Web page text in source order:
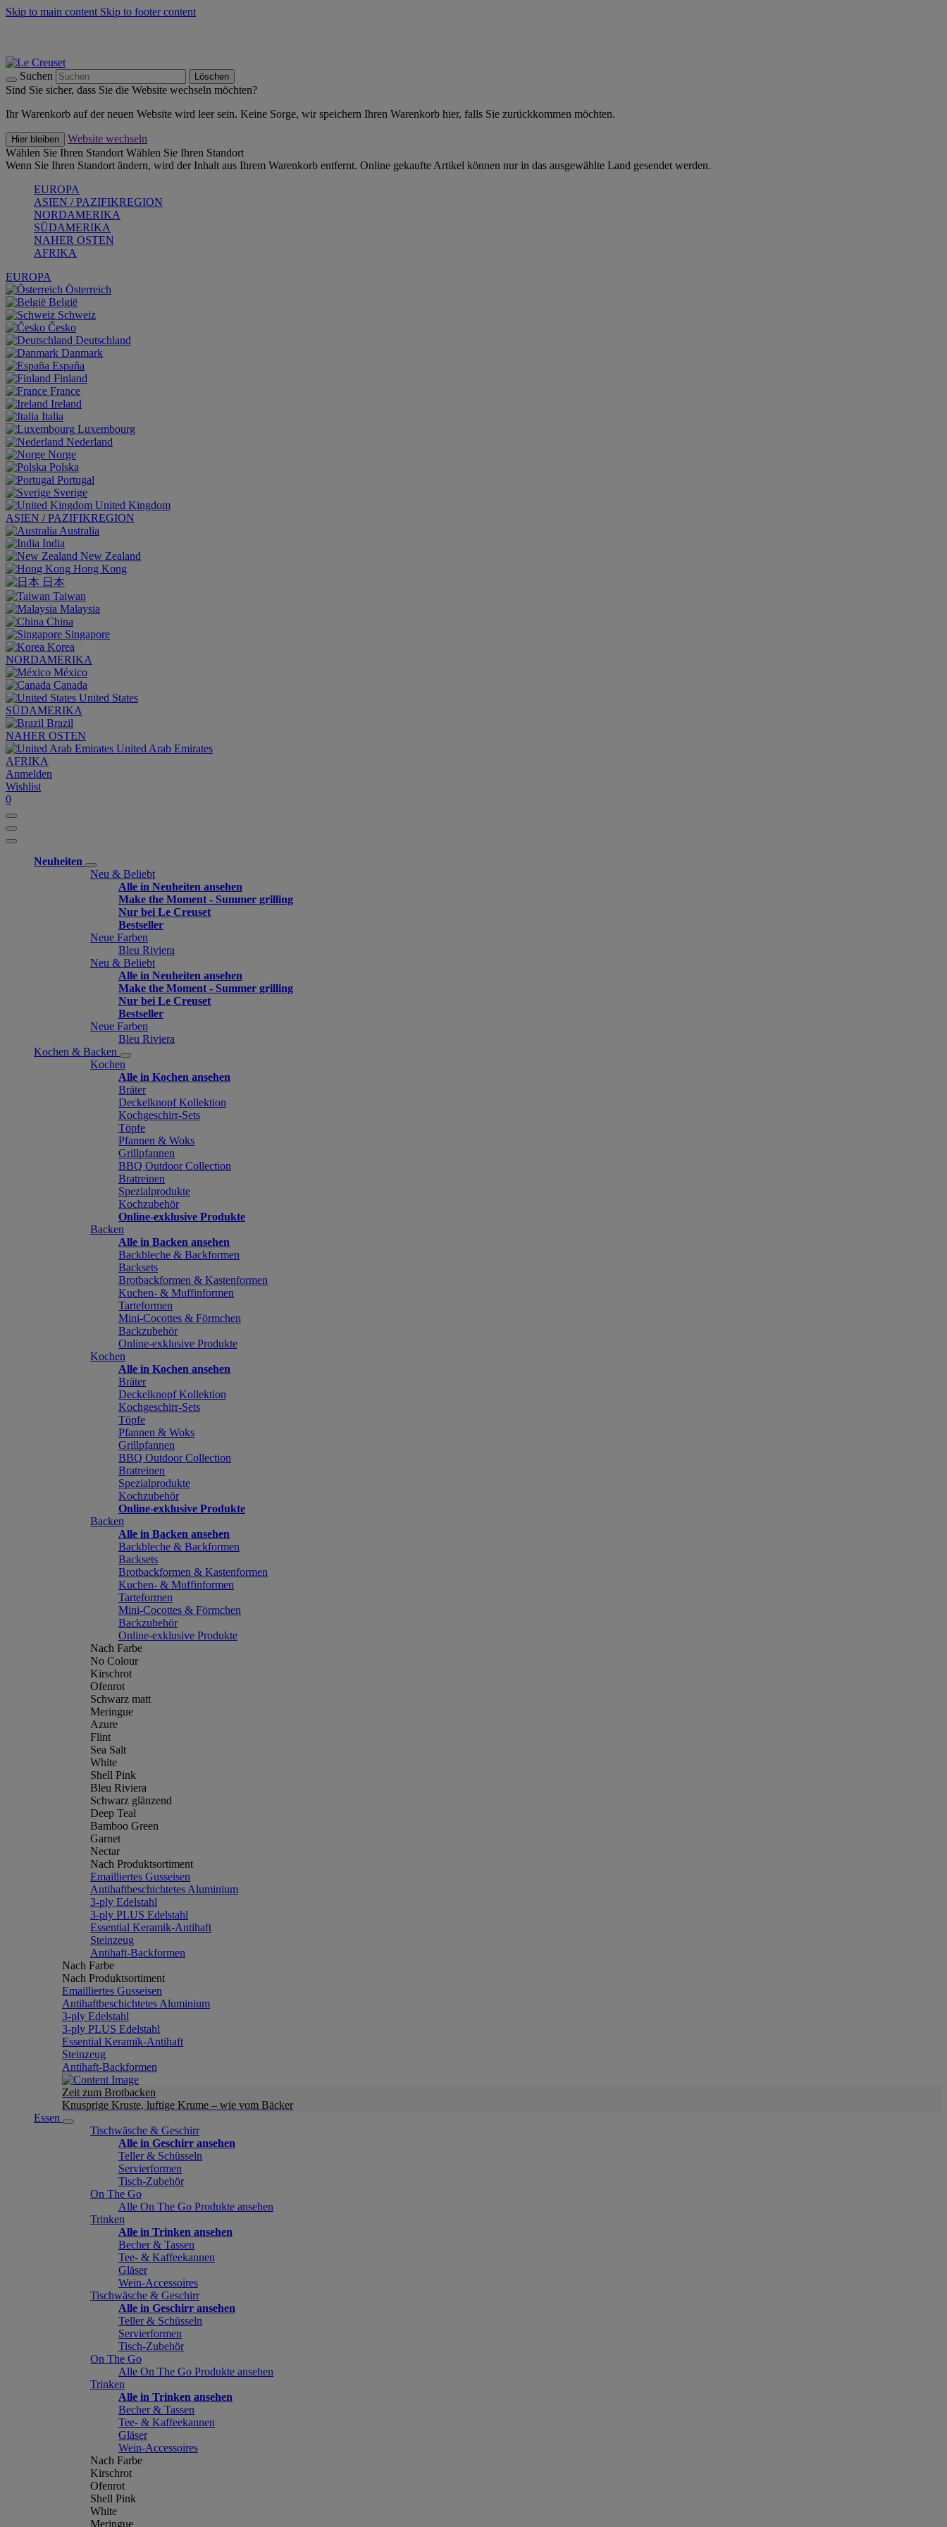
Skip to main content Skip to footer content
Suchen Löschen
Sind Sie sicher, dass Sie die Website wechseln möchten?
Ihr Warenkorb auf der neuen Website wird leer sein. Keine Sorge, wir speichern Ihren Warenkorb hier, falls Sie zurückkommen möchten.
Hier bleiben
Website wechseln
Wählen Sie Ihren Standort Wählen Sie Ihren Standort
Wenn Sie Ihren Standort ändern, wird der Inhalt aus Ihrem Warenkorb entfernt. Online gekaufte Artikel können nur in das ausgewählte Land gesendet werden.
EUROPA
ASIEN / PAZIFIKREGION
NORDAMERIKA
SÜDAMERIKA
NAHER OSTEN
AFRIKA
EUROPA
Österreich
België
Schweiz
Česko
Deutschland
Danmark
España
Finland
France
Ireland
Italia
Luxembourg
Nederland
Norge
Polska
Portugal
Sverige
United Kingdom
ASIEN / PAZIFIKREGION
Australia
India
New Zealand
Hong Kong
日本
Taiwan
Malaysia
China
Singapore
Korea
NORDAMERIKA
México
Canada
United States
SÜDAMERIKA
Brazil
NAHER OSTEN
United Arab Emirates
AFRIKA
Anmelden
Wishlist
0
Neuheiten
Neu & Beliebt
Alle in Neuheiten ansehen
Make the Moment - Summer grilling
Nur bei Le Creuset
Bestseller
Neue Farben
Bleu Riviera
Neu & Beliebt
Alle in Neuheiten ansehen
Make the Moment - Summer grilling
Nur bei Le Creuset
Bestseller
Neue Farben
Bleu Riviera
Kochen & Backen
Kochen
Alle in Kochen ansehen
Bräter
Deckelknopf Kollektion
Kochgeschirr-Sets
Töpfe
Pfannen & Woks
Grillpfannen
BBQ Outdoor Collection
Bratreinen
Spezialprodukte
Kochzubehör
Online-exklusive Produkte
Backen
Alle in Backen ansehen
Backbleche & Backformen
Backsets
Brotbackformen & Kastenformen
Kuchen- & Muffinformen
Tarteformen
Mini-Cocottes & Förmchen
Backzubehör
Online-exklusive Produkte
Kochen
Alle in Kochen ansehen
Bräter
Deckelknopf Kollektion
Kochgeschirr-Sets
Töpfe
Pfannen & Woks
Grillpfannen
BBQ Outdoor Collection
Bratreinen
Spezialprodukte
Kochzubehör
Online-exklusive Produkte
Backen
Alle in Backen ansehen
Backbleche & Backformen
Backsets
Brotbackformen & Kastenformen
Kuchen- & Muffinformen
Tarteformen
Mini-Cocottes & Förmchen
Backzubehör
Online-exklusive Produkte
Nach Farbe
No Colour
Kirschrot
Ofenrot
Schwarz matt
Meringue
Azure
Flint
Sea Salt
White
Shell Pink
Bleu Riviera
Schwarz glänzend
Deep Teal
Bamboo Green
Garnet
Nectar
Nach Produktsortiment
Emailliertes Gusseisen
Antihaftbeschichtetes Aluminium
3-ply Edelstahl
3-ply PLUS Edelstahl
Essential Keramik-Antihaft
Steinzeug
Antihaft-Backformen
Nach Farbe
Nach Produktsortiment
Emailliertes Gusseisen
Antihaftbeschichtetes Aluminium
3-ply Edelstahl
3-ply PLUS Edelstahl
Essential Keramik-Antihaft
Steinzeug
Antihaft-Backformen
Zeit zum Brotbacken
Knusprige Kruste, luftige Krume – wie vom Bäcker
Essen
Tischwäsche & Geschirr
Alle in Geschirr ansehen
Teller & Schüsseln
Servierformen
Tisch-Zubehör
On The Go
Alle On The Go Produkte ansehen
Trinken
Alle in Trinken ansehen
Becher & Tassen
Tee- & Kaffeekannen
Gläser
Wein-Accessoires
Tischwäsche & Geschirr
Alle in Geschirr ansehen
Teller & Schüsseln
Servierformen
Tisch-Zubehör
On The Go
Alle On The Go Produkte ansehen
Trinken
Alle in Trinken ansehen
Becher & Tassen
Tee- & Kaffeekannen
Gläser
Wein-Accessoires
Nach Farbe
Kirschrot
Ofenrot
Shell Pink
White
Meringue